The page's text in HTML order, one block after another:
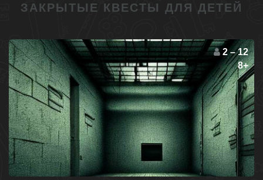
ЗАКРЫТЫЕ КВЕСТЫ ДЛЯ ДЕТЕЙ
2 – 12
8+